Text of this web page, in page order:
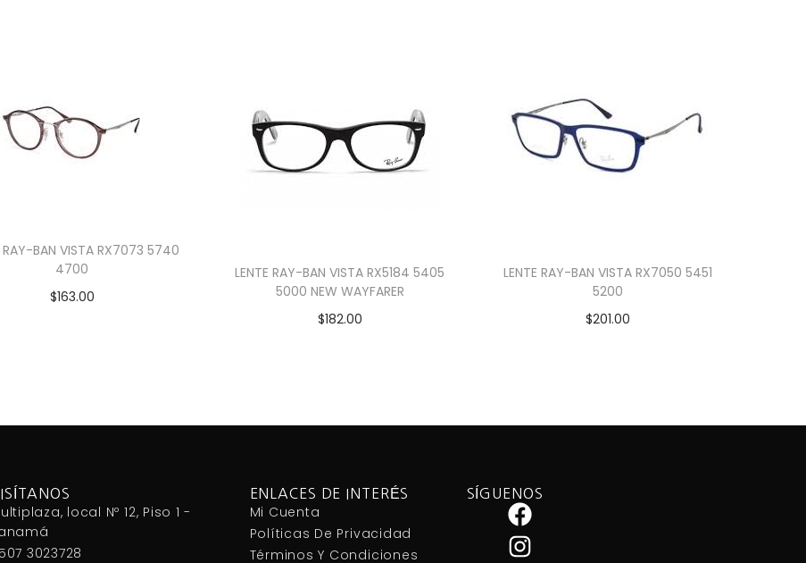
RAY-BAN VISTA RX7073 5740
4700
$163.00
LENTE RAY-BAN VISTA RX5184 5405
5000 NEW WAYFARER
$182.00
LENTE RAY-BAN VISTA RX7050 5451
5200
$201.00
local Nº 12, Piso 1 -
3023728
ENLACES DE INTERÉS
Mi Cuenta
Políticas De Privacidad
Términos Y Condiciones
SÍGUENOS